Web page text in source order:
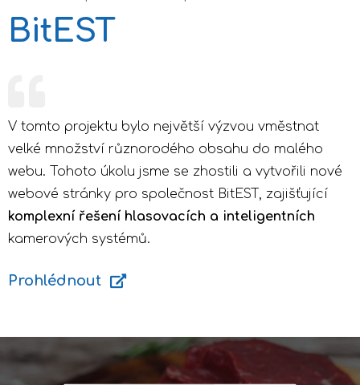
BitEST
V tomto projektu bylo největší výzvou vměstnat
velké množství různorodého obsahu do malého
webu. Tohoto úkolu jsme se zhostili a vytvořili nové
webové stránky pro společnost BitEST, zajišťující
komplexní řešení hlasovacích a inteligentních
kamerových systémů.
Prohlédnout